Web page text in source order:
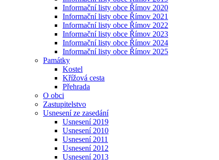
Informační listy obce Římov 2020
Informační listy obce Římov 2021
Informační listy obce Římov 2022
Informační listy obce Římov 2023
Informační listy obce Římov 2024
Informační listy obce Římov 2025
Památky
Kostel
Křížová cesta
Přehrada
O obci
Zastupitelstvo
Usnesení ze zasedání
Usnesení 2019
Usnesení 2010
Usnesení 2011
Usnesení 2012
Usnesení 2013